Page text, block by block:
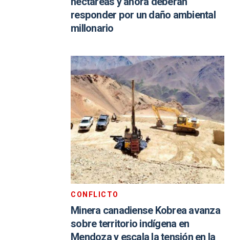
responder por un daño ambiental
millonario
CONFLICTO
Minera canadiense Kobrea avanza
sobre territorio indígena en